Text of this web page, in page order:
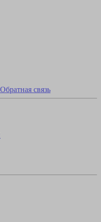
Обратная связь